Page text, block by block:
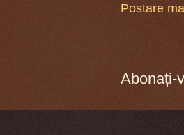
Postare
Abonați-